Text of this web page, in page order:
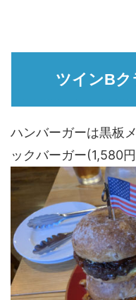
ツインBク
ハンバーガーは黒板
ックバーガー(1,580円